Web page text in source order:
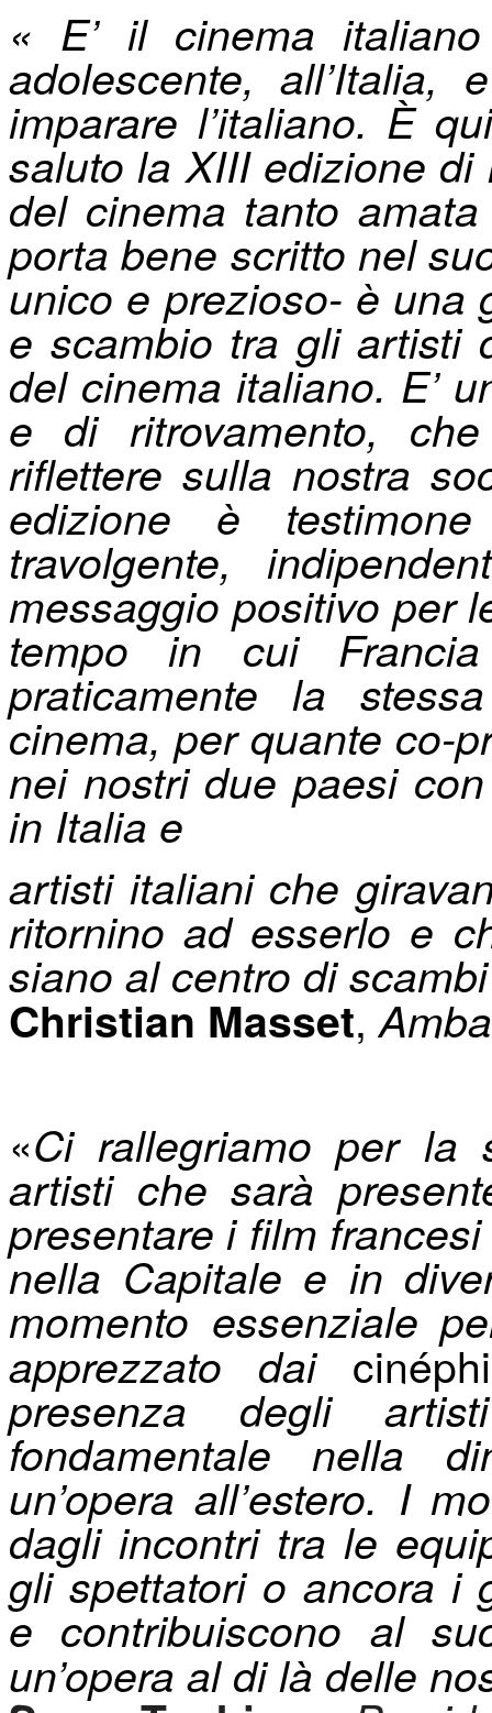
« E’ il cinema
adolescente,
imparare l’italiano. È
saluto la XIII edizione
del cinema tanto
porta bene scritto nel
unico e prezioso- è una
e scambio tra gli artisti
del cinema italiano. E’
e di ritrovamento,
riflettere sulla nostra
edizione è
travolgente,
messaggio positivo per
tempo in cui
praticamente la
cinema, per quante co-
nei nostri due paesi
in Italia e
artisti italiani che
ritornino ad esserlo e
siano al centro di
Christian Masset,
«Ci rallegriamo per la
artisti che sarà
presentare i film
nella Capitale e in
momento essenziale
apprezzato dai
presenza degli
fondamentale nella
un’opera all’estero. I
dagli incontri tra le
gli spettatori o ancora i
e contribuiscono al
un’opera al di là delle